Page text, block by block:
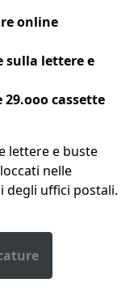
online
sulla lettere e
cassette
lettere e buste
nelle
degli uffici postali.